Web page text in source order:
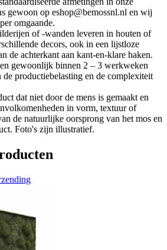
gewoon op eshop@bemossnl.nl en wij
omgaande.
of -wanden leveren in houten of
decors, ook in een lijstloze
de achterkant aan kant-en-klare haken.
gewoonlijk binnen 2 – 3 werkweken
productiebelasting en de complexiteit
dat niet door de mens is gemaakt en
in vorm, textuur of
de natuurlijke oorsprong van het mos en
Foto's zijn illustratief.